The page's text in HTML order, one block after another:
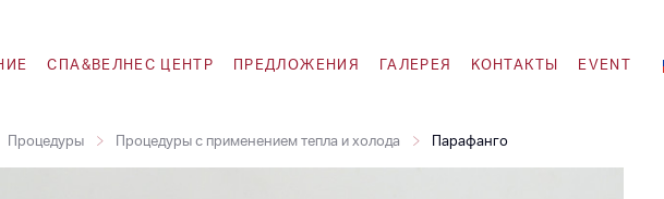
СПА&ВЕЛНЕС ЦЕНТР ПРЕДЛОЖЕНИЯ ГАЛЕРЕЯ KOНТАКТЫ EVENT
Процедуры Процедуры с применением тепла и холода Парафанго